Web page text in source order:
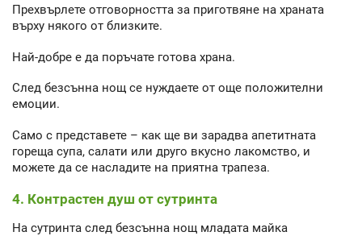
Прехвърлете отговорността за приготвяне на храната
върху някого от близките.
Най-добре е да поръчате готова храна.
След безсънна нощ се нуждаете от още положителни
емоции.
Само с представете – как ще ви зарадва апетитната
гореща супа, салати или друго вкусно лакомство, и
можете да се насладите на приятна трапеза.
4. Контрастен душ от сутринта
На сутринта след безсънна нощ младата майка